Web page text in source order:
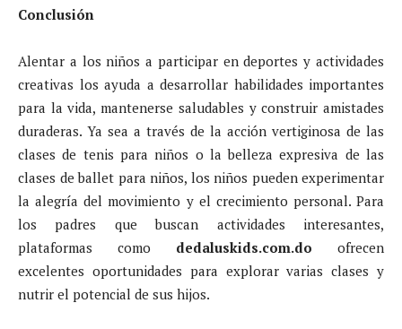
Conclusión
Alentar a los niños a participar en deportes y actividades
creativas los ayuda a desarrollar habilidades importantes
para la vida, mantenerse saludables y construir amistades
duraderas. Ya sea a través de la acción vertiginosa de las
clases de tenis para niños o la belleza expresiva de las
clases de ballet para niños, los niños pueden experimentar
la alegría del movimiento y el crecimiento personal. Para
los padres que buscan actividades interesantes,
plataformas como dedaluskids.com.do ofrecen
excelentes oportunidades para explorar varias clases y
nutrir el potencial de sus hijos.